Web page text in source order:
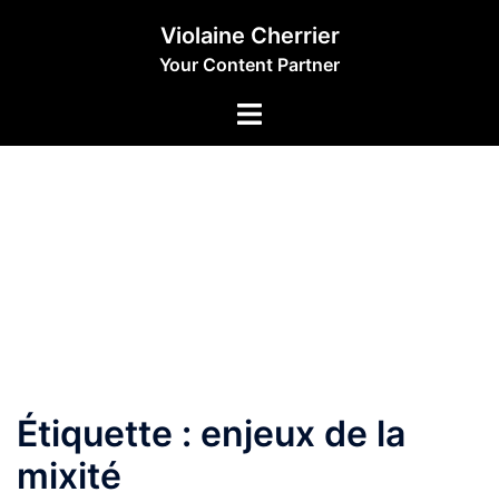
Violaine Cherrier
Your Content Partner
Étiquette : enjeux de la
mixité